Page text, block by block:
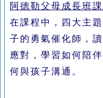
阿德勒父母成長班
在課程中，四大主題
子的勇氣催化師，
應對，學習如何陪
何與孩子溝通。